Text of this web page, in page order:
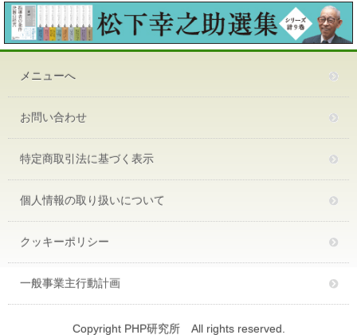
メニューへ
お問い合わせ
特定商取引法に基づく表示
個人情報の取り扱いについて
クッキーポリシー
一般事業主行動計画
Copyright PHP研究所 All rights reserved.